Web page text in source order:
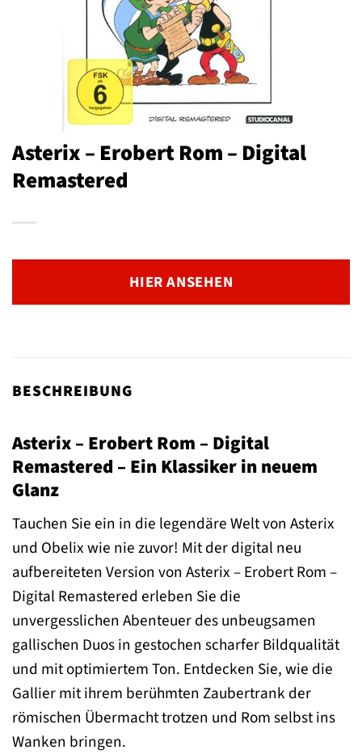
Asterix – Erobert Rom – Digital
Remastered
HIER ANSEHEN
BESCHREIBUNG
Asterix – Erobert Rom – Digital
Remastered – Ein Klassiker in neuem
Glanz
Tauchen Sie ein in die legendäre Welt von Asterix
und Obelix wie nie zuvor! Mit der digital neu
aufbereiteten Version von Asterix – Erobert Rom –
Digital Remastered erleben Sie die
unvergesslichen Abenteuer des unbeugsamen
gallischen Duos in gestochen scharfer Bildqualität
und mit optimiertem Ton. Entdecken Sie, wie die
Gallier mit ihrem berühmten Zaubertrank der
römischen Übermacht trotzen und Rom selbst ins
Wanken bringen.